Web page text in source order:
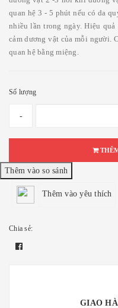
quan hệ 3 - 5 phút nếu có da
nhiều lần trong ngày. Hiệu
cảm dương vật của mỗi người.
quan hệ bằng miệng.
Số lượng
-
Thêm vào yêu thích
Chia sẻ:
GIAO